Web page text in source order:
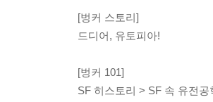
[벙커 스토리]
드디어, 유토피아!
[벙커 101]
SF 히스토리 > SF 속 유전